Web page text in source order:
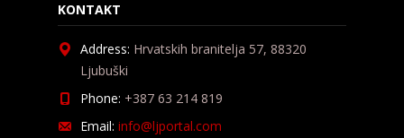
KONTAKT
Address: Hrvatskih branitelja 57, 88320
Ljubuški
Phone: +387 63 214 819
Email: info@ljportal.com